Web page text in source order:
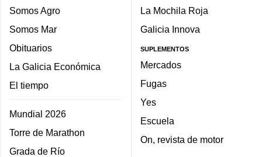
Somos Agro
Somos Mar
Obituarios
La Galicia Económica
El tiempo
Mundial 2026
Torre de Marathon
Grada de Río
La Mochila Roja
Galicia Innova
SUPLEMENTOS
Mercados
Fugas
Yes
Escuela
On, revista de motor